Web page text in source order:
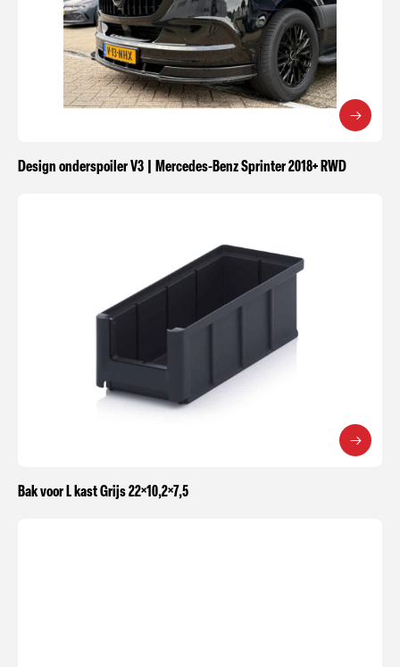
Design onderspoiler V3 | Mercedes-Benz Sprinter 2018+ RWD
Bak voor L kast Grijs 22×10,2×7,5